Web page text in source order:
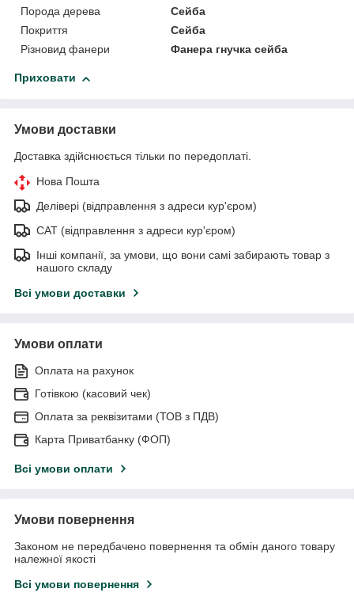
Порода дерева
Сейба
Покриття
Сейба
Різновид фанери
Фанера гнучка сейба
Приховати
Умови доставки
Доставка здійснюється тільки по передоплаті.
Нова Пошта
Делівері (відправлення з адреси кур'єром)
САТ (відправлення з адреси кур'єром)
Інші компанії, за умови, що вони самі забирають товар з
нашого складу
Всі умови доставки
Умови оплати
Оплата на рахунок
Готівкою (касовий чек)
Оплата за реквізитами (ТОВ з ПДВ)
Карта Приватбанку (ФОП)
Всі умови оплати
Умови повернення
Законом не передбачено повернення та обмін даного товару
належної якості
Всі умови повернення